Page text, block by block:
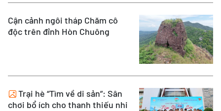
Cận cảnh ngôi tháp Chăm cô
độc trên đỉnh Hòn Chuông
Trại hè “Tìm về di sản”: Sân
chơi bổ ích cho thanh thiếu nhi